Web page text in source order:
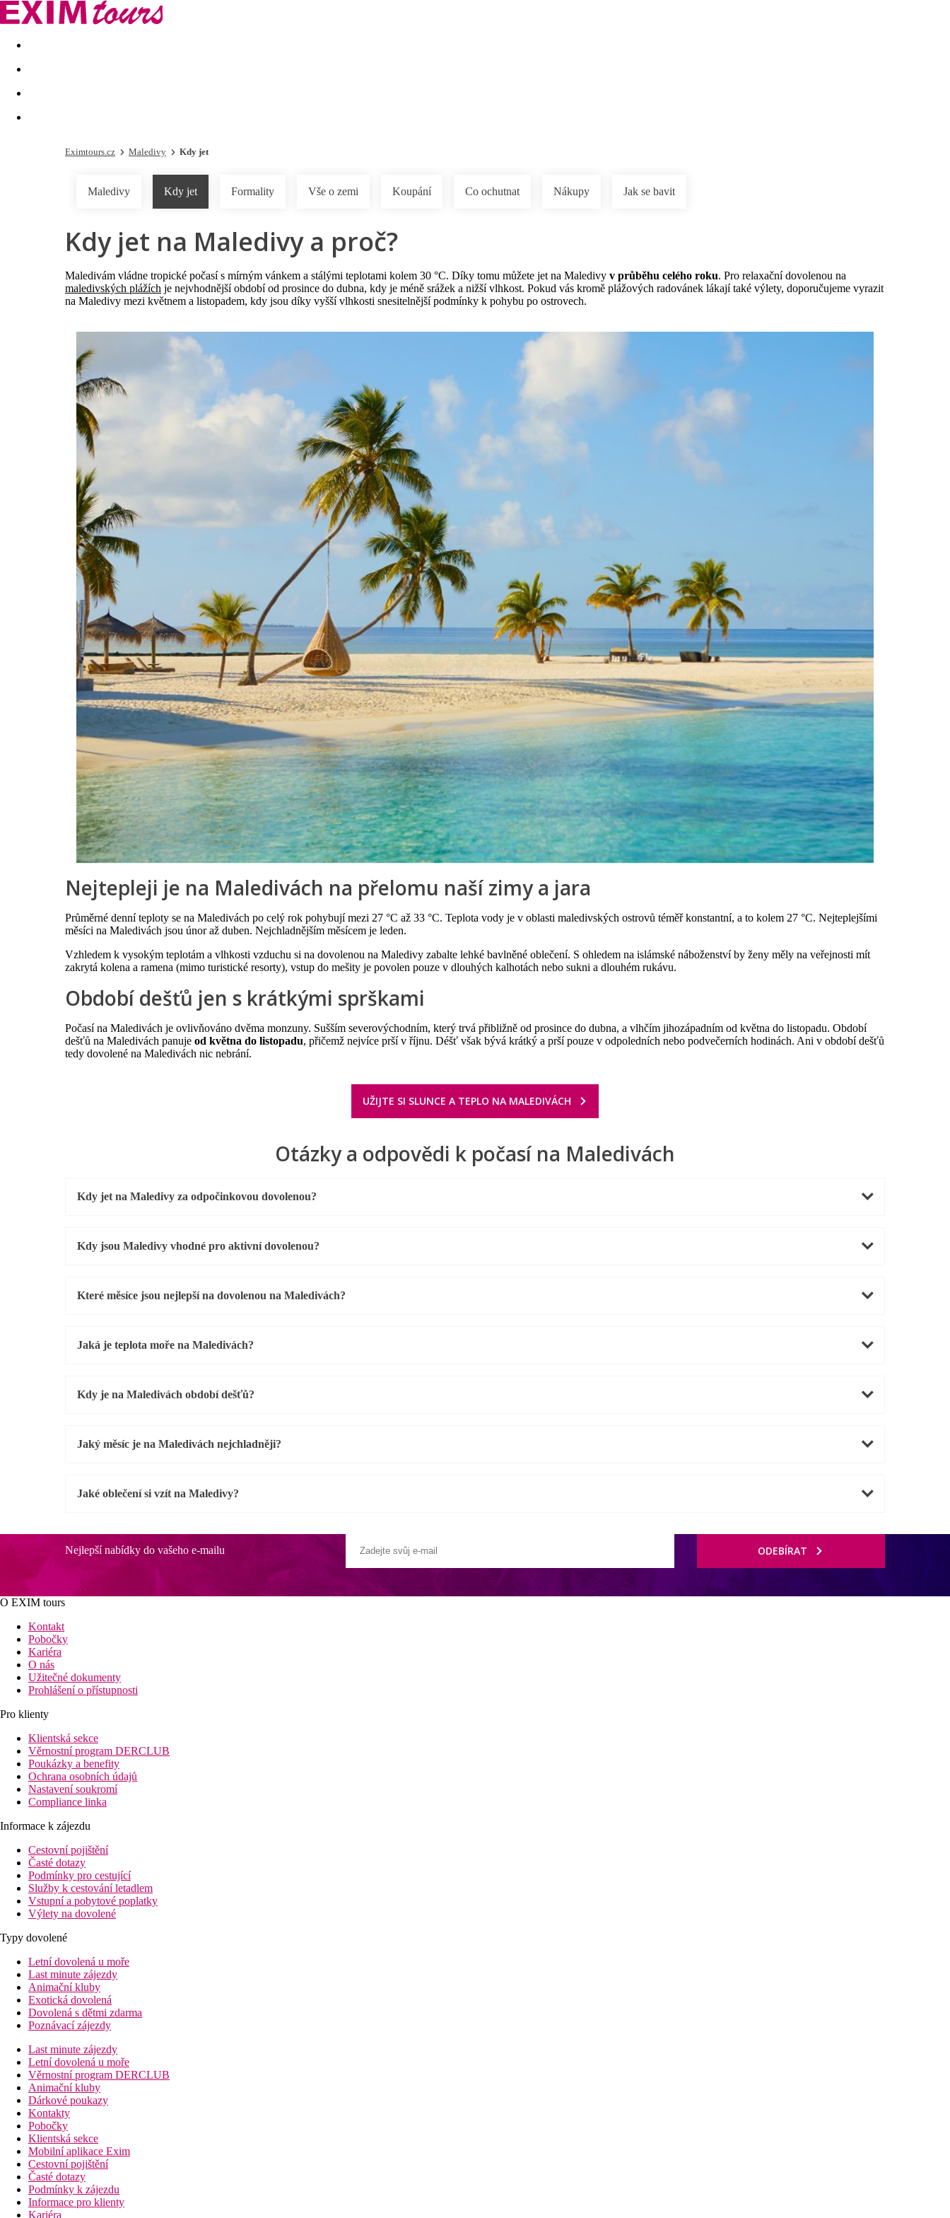
Akční nabídky Last minute
Eximtours.cz Maledivy Kdy jet
Maledivy Kdy jet Formality Vše o zemi Koupání Co ochutnat Nákupy Jak se bavit
Kdy jet na Maledivy a proč?
Maledivám vládne tropické počasí s mírným vánkem a stálými teplotami kolem 30 °C. Díky tomu můžete jet na Maledivy v průběhu celého roku. Pro relaxační dovolenou na
maledivských plážích je nejvhodnější období od prosince do dubna, kdy je méně srážek a nižší vlhkost. Pokud vás kromě plážových radovánek lákají také výlety, doporučujeme vyrazit
na Maledivy mezi květnem a listopadem, kdy jsou díky vyšší vlhkosti snesitelnější podmínky k pohybu po ostrovech.
Nejtepleji je na Maledivách na přelomu naší zimy a jara
Průměrné denní teploty se na Maledivách po celý rok pohybují mezi 27 °C až 33 °C. Teplota vody je v oblasti maledivských ostrovů téměř konstantní, a to kolem 27 °C. Nejteplejšími
měsíci na Maledivách jsou únor až duben. Nejchladnějším měsícem je leden.
Vzhledem k vysokým teplotám a vlhkosti vzduchu si na dovolenou na Maledivy zabalte lehké bavlněné oblečení. S ohledem na islámské náboženství by ženy měly na veřejnosti mít
zakrytá kolena a ramena (mimo turistické resorty), vstup do mešity je povolen pouze v dlouhých kalhotách nebo sukni a dlouhém rukávu.
Období dešťů jen s krátkými sprškami
Počasí na Maledivách je ovlivňováno dvěma monzuny. Sušším severovýchodním, který trvá přibližně od prosince do dubna, a vlhčím jihozápadním od května do listopadu. Období
dešťů na Maledivách panuje od května do listopadu, přičemž nejvíce prší v říjnu. Déšť však bývá krátký a prší pouze v odpoledních nebo podvečerních hodinách. Ani v období dešťů
tedy dovolené na Maledivách nic nebrání.
UŽIJTE SI SLUNCE A TEPLO NA MALEDIVÁCH
Otázky a odpovědi k počasí na Maledivách
Kdy jet na Maledivy za odpočinkovou dovolenou?
Kdy jsou Maledivy vhodné pro aktivní dovolenou?
Které měsíce jsou nejlepší na dovolenou na Maledivách?
Jaká je teplota moře na Maledivách?
Kdy je na Maledivách období dešťů?
Jaký měsíc je na Maledivách nejchladněji?
Jaké oblečení si vzít na Maledivy?
Nejlepší nabídky do vašeho e-mailu ODEBÍRAT
O EXIM tours
Kontakt
Pobočky
Kariéra
O nás
Užitečné dokumenty
Prohlášení o přístupnosti
Pro klienty
Klientská sekce
Věrnostní program DERCLUB
Poukázky a benefity
Ochrana osobních údajů
Nastavení soukromí
Compliance linka
Informace k zájezdu
Cestovní pojištění
Časté dotazy
Podmínky pro cestující
Služby k cestování letadlem
Vstupní a pobytové poplatky
Výlety na dovolené
Typy dovolené
Letní dovolená u moře
Last minute zájezdy
Animační kluby
Exotická dovolená
Dovolená s dětmi zdarma
Poznávací zájezdy
Last minute zájezdy
Letní dovolená u moře
Věrnostní program DERCLUB
Animační kluby
Dárkové poukazy
Kontakty
Pobočky
Klientská sekce
Mobilní aplikace Exim
Cestovní pojištění
Časté dotazy
Podmínky k zájezdu
Informace pro klienty
Kariéra